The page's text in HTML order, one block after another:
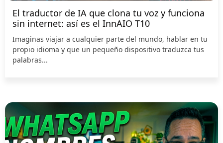
El traductor de IA que clona tu voz y funciona
sin internet: así es el InnAIO T10
Imaginas viajar a cualquier parte del mundo, hablar en tu
propio idioma y que un pequeño dispositivo traduzca tus
palabras...